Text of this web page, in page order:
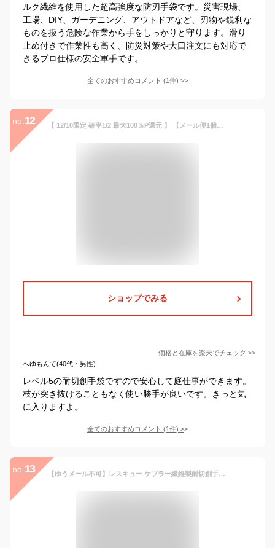
ルク繊維を使用した超高強度な防刃手袋です。災害現場、
工場、DIY、ガーデニング、アウトドアなど、刃物や鋭利な
ものを扱う危険な作業から手をしっかりと守ります。滑り
止め付きで作業性も高く、防災対策や大口注文にも対応で
きるプロ仕様の安全軍手です。
全てのおすすめコメント (1件) >
no. 12 【 12/10限定 確率1/2 最大100％P還元 】 【メール便1個までOK】防災士推奨 防刃手袋 3双セット S/M/L/XL PEACEUP 耐切創レベル5 FDA食品安全基準適合 防災グッズ 切れない 手袋 破れない 軍手 防刃グローブ 作業用 非常用 災害時 避難 耐切創手袋 安全 保護
ショップでみる
価格と在庫を楽天でチェック >>
へゆもんて(40代・男性)
レベル5の耐切創手袋ですので安心して庭仕事ができます。
枝が突き抜けることもなく使い勝手が良いです。きっと気
に入りますよ。
全てのおすすめコメント (1件) >
no. 13 【ゆうメール不可】レスキュー ケブラー繊維製耐切創手袋 K-707HTNV ネイビー スマホ対応タイプ